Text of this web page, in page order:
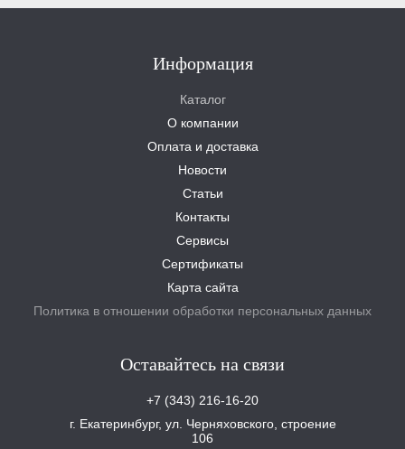
Информация
Каталог
О компании
Оплата и доставка
Новости
Статьи
Контакты
Сервисы
Сертификаты
Карта сайта
Политика в отношении обработки персональных данных
Оставайтесь на связи
+7 (343) 216-16-20
г. Екатеринбург, ул. Черняховского, строение
106